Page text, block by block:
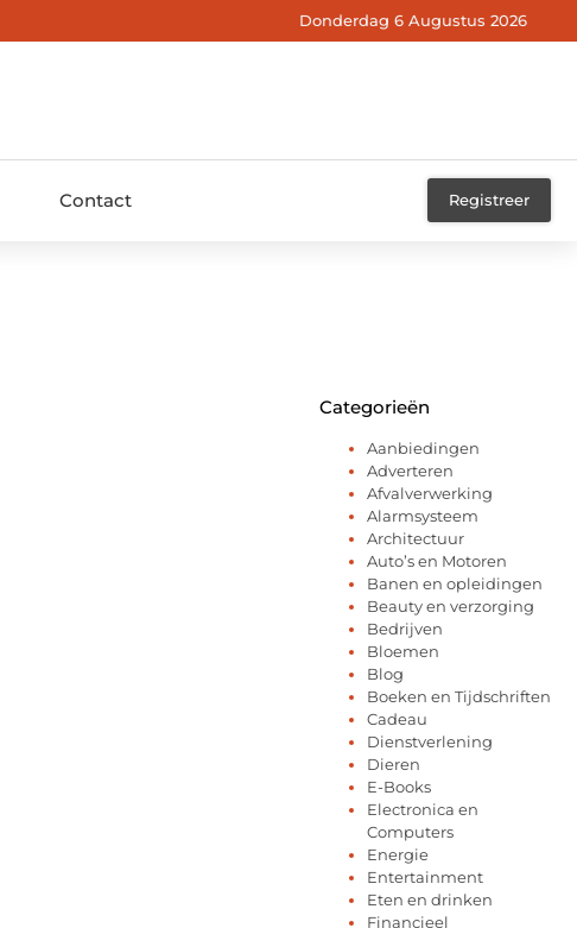
Donderdag 6 Augustus 2026
Contact Registreer
Categorieën
Aanbiedingen
Adverteren
Afvalverwerking
Alarmsysteem
Architectuur
Auto’s en Motoren
Banen en opleidingen
Beauty en verzorging
Bedrijven
Bloemen
Blog
Boeken en Tijdschriften
Cadeau
Dienstverlening
Dieren
E-Books
Electronica en
Computers
Energie
Entertainment
Eten en drinken
Financieel